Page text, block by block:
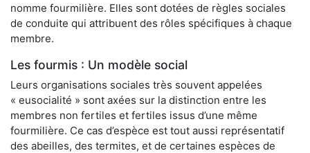
nomme fourmilière. Elles sont dotées de règles sociales
de conduite qui attribuent des rôles spécifiques à chaque
membre.
Les fourmis : Un modèle social
Leurs organisations sociales très souvent appelées
« eusocialité » sont axées sur la distinction entre les
membres non fertiles et fertiles issus d’une même
fourmilière. Ce cas d’espèce est tout aussi représentatif
des abeilles, des termites, et de certaines espèces de